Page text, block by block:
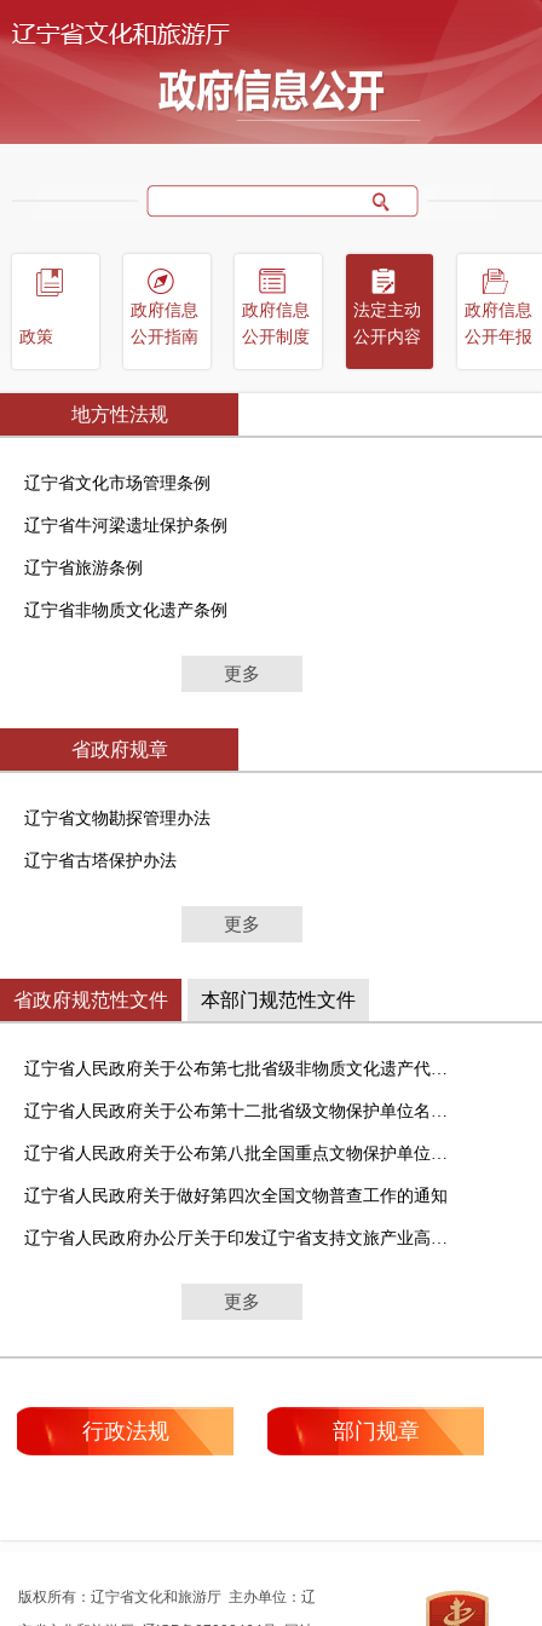
政策
政府信息
公开指南
政府信息
公开制度
法定主动
公开内容
政府信息
公开年报
地方性法规
辽宁省文化市场管理条例
辽宁省牛河梁遗址保护条例
辽宁省旅游条例
辽宁省非物质文化遗产条例
更多
省政府规章
辽宁省文物勘探管理办法
辽宁省古塔保护办法
更多
省政府规范性文件 本部门规范性文件
辽宁省人民政府关于公布第七批省级非物质文化遗产代表性项目名录的通知
辽宁省人民政府关于公布第十二批省级文物保护单位名单的通知
辽宁省人民政府关于公布第八批全国重点文物保护单位、第十批省级文物保护单...
辽宁省人民政府关于做好第四次全国文物普查工作的通知
辽宁省人民政府办公厅关于印发辽宁省支持文旅产业高质量发展若干政策措施的...
更多
行政法规 部门规章
版权所有：辽宁省文化和旅游厅 主办单位：辽